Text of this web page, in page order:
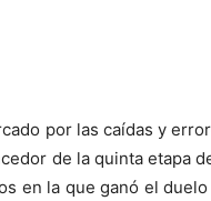
por las caídas y
de la quinta etapa
en la que ganó el